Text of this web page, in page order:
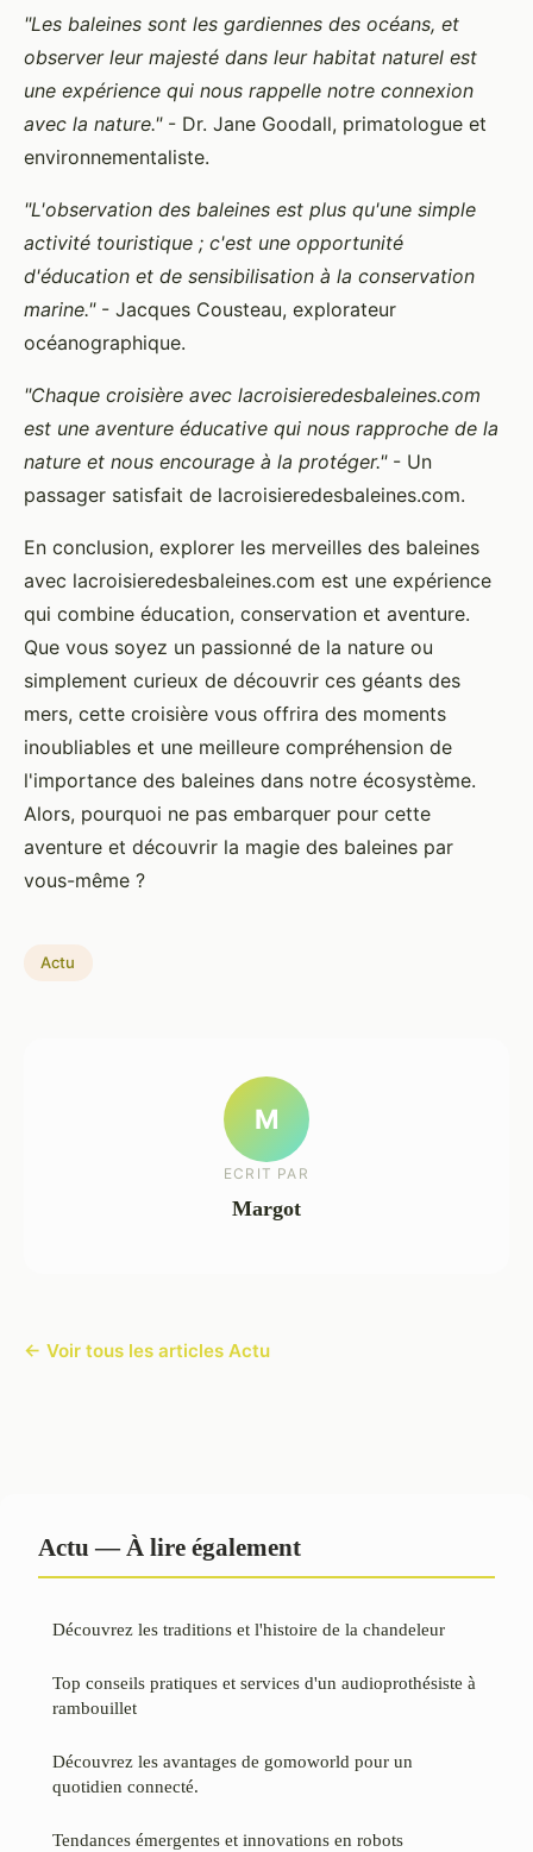
"Les baleines sont les gardiennes des océans, et
observer leur majesté dans leur habitat naturel est
une expérience qui nous rappelle notre connexion
avec la nature."- Dr. Jane Goodall, primatologue et
environnementaliste.
"L'observation des baleines est plus qu'une simple
activité touristique ; c'est une opportunité
d'éducation et de sensibilisation à la conservation
marine."- Jacques Cousteau, explorateur
océanographique.
"Chaque croisière avec lacroisieredesbaleines.com
est une aventure éducative qui nous rapproche de la
nature et nous encourage à la protéger."- Un
passager satisfait de lacroisieredesbaleines.com.
En conclusion, explorer les merveilles des baleines
avec lacroisieredesbaleines.com est une expérience
qui combine éducation, conservation et aventure.
Que vous soyez un passionné de la nature ou
simplement curieux de découvrir ces géants des
mers, cette croisière vous offrira des moments
inoubliables et une meilleure compréhension de
l'importance des baleines dans notre écosystème.
Alors, pourquoi ne pas embarquer pour cette
aventure et découvrir la magie des baleines par
vous-même ?
Actu
M
ECRIT PAR
Margot
← Voir tous les articles Actu
Actu — À lire également
Découvrez les traditions et l'histoire de la chandeleur
Top conseils pratiques et services d'un audioprothésiste à
rambouillet
Découvrez les avantages de gomoworld pour un
quotidien connecté.
Tendances émergentes et innovations en robots